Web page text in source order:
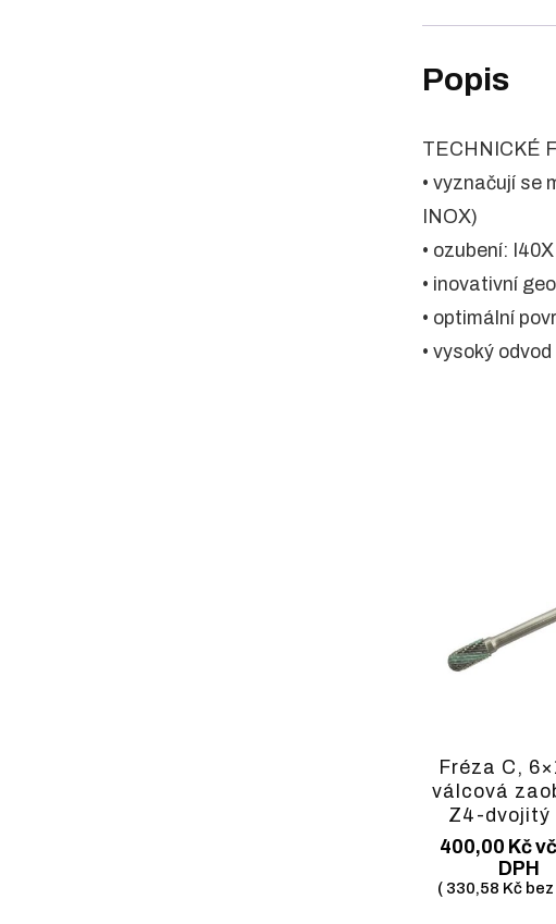
Popis
TECHNICKÉ
• vyznačují se
INOX)
• ozubení: I40X
• inovativní
• optimální
• vysoký
Fréza C,
válcová
Z4-dvojitý
400,00 Kč
DPH
( 330,58 Kčbez